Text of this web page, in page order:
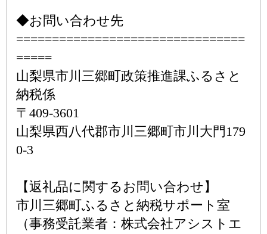
◆お問い合わせ先
================================
=====
山梨県市川三郷町政策推進課ふるさと
納税係
〒409-3601
山梨県西八代郡市川三郷町市川大門179
0-3
【返礼品に関するお問い合わせ】
市川三郷町ふるさと納税サポート室
（事務受託業者：株式会社アシストエ